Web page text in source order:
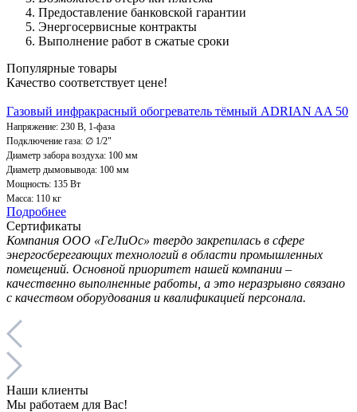
Предоставление банковской гарантии
Энергосервисные контракты
Выполнение работ в сжатые сроки
Популярные товары
Качество соответствует цене!
Газовый инфракрасный обогреватель тёмный ADRIAN AA 50
Напряжение: 230 В, 1-фаза
Подключение газа: ∅ 1/2"
Диаметр забора воздуха: 100 мм
Диаметр дымовывода: 100 мм
Мощность: 135 Вт
Масса: 110 кг
Подробнее
Сертификаты
Компания ООО «ГеЛиОс» твердо закрепилась в сфере
энергосберегающих технологий в области промышленных
помещений. Основной приоритет нашей компании –
качественно выполненные работы, а это неразрывно связано
с качеством оборудования и квалификацией персонала.
Наши клиенты
Мы работаем для Вас!